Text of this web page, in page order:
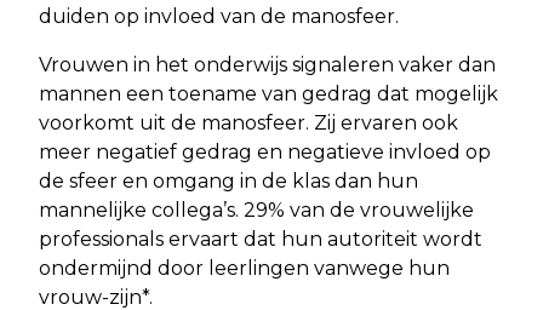
duiden op invloed van de manosfeer.
Vrouwen in het onderwijs signaleren vaker dan
mannen een toename van gedrag dat mogelijk
voorkomt uit de manosfeer. Zij ervaren ook
meer negatief gedrag en negatieve invloed op
de sfeer en omgang in de klas dan hun
mannelijke collega’s. 29% van de vrouwelijke
professionals ervaart dat hun autoriteit wordt
ondermijnd door leerlingen vanwege hun
vrouw-zijn*.